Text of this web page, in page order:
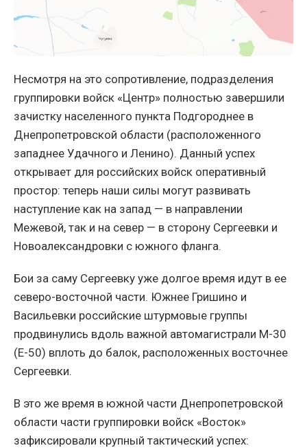
Несмотря на это сопротивление, подразделения
группировки войск «Центр» полностью завершили
зачистку населенного пункта Подгороднее в
Днепропетровской области (расположенного
западнее Удачного и Ленино). Данный успех
открывает для российских войск оперативный
простор: теперь наши силы могут развивать
наступление как на запад — в направлении
Межевой, так и на север — в сторону Сергеевки и
Новоалександровки с южного фланга.
Бои за саму Сергеевку уже долгое время идут в ее
северо-восточной части. Южнее Гришино и
Васильевки российские штурмовые группы
продвинулись вдоль важной автомагистрали М-30
(Е-50) вплоть до балок, расположенных восточнее
Сергеевки.
В это же время в южной части Днепропетровской
области части группировки войск «Восток»
зафиксировали крупный тактический успех: